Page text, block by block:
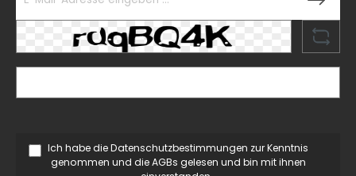
Ich habe dieDatenschutzbestimmungen zur Kenntnis
genommen und dieAGBs gelesen und bin mit ihnen